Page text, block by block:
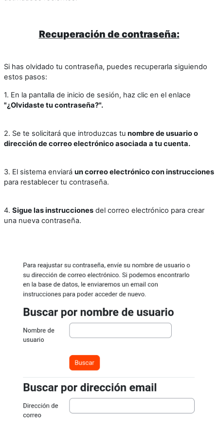
Recuperación de contraseña:
Si has olvidado tu contraseña, puedes recuperarla siguiendo
estos pasos:
1. En la pantalla de inicio de sesión, haz clic en el enlace
"¿Olvidaste tu contraseña?".
2. Se te solicitará que introduzcas tu nombre de usuario o
dirección de correo electrónico asociada a tu cuenta.
3. El sistema enviará un correo electrónico con instrucciones
para restablecer tu contraseña.
4. Sigue las instrucciones del correo electrónico para crear
una nueva contraseña.